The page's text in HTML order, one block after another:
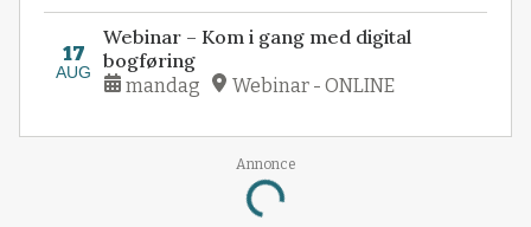
17
AUG
Webinar – Kom i gang med digital
bogføring
mandag Webinar - ONLINE
Annonce
Loading...